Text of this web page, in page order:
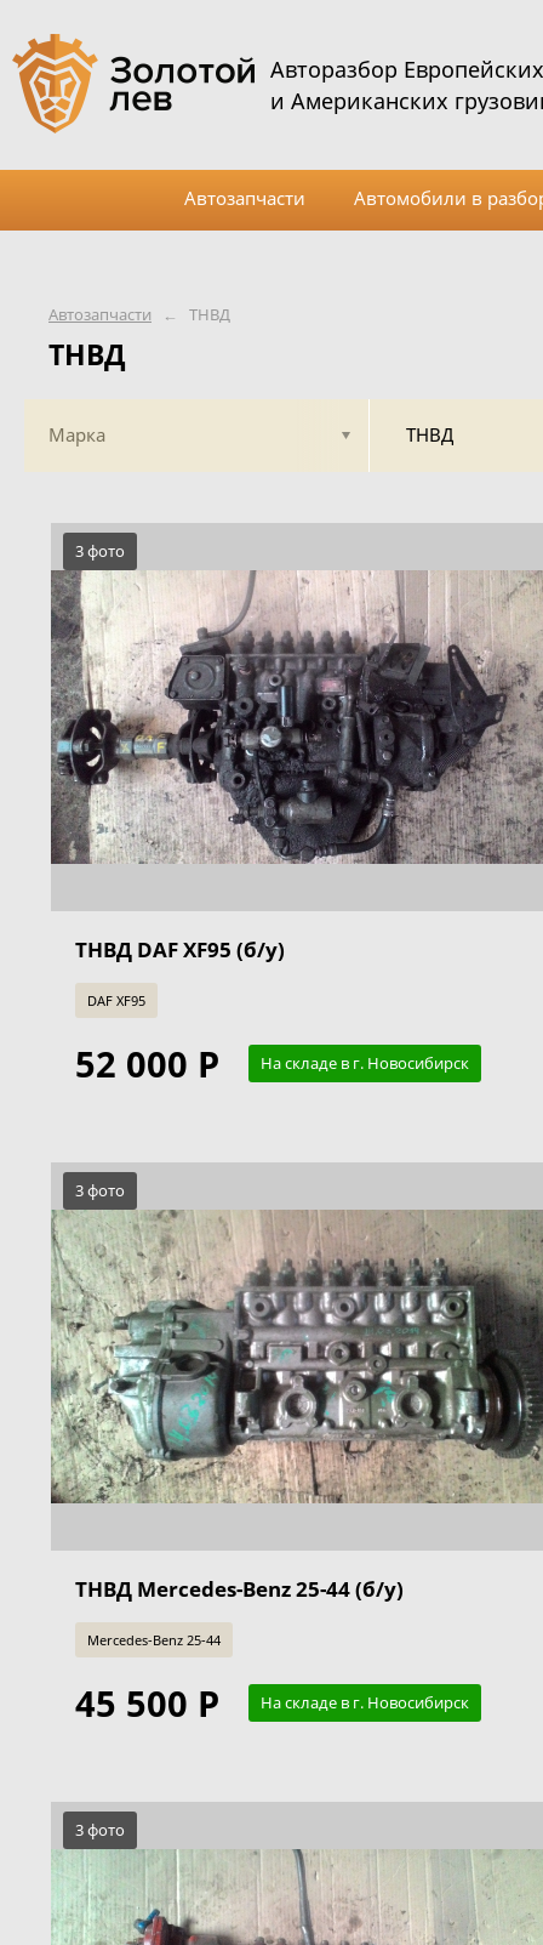
Автозапчасти ← ТНВД
ТНВД
Марка ТНВД
3 фото
ТНВД DAF XF95 (б/у)
DAF XF95
52 000 Р На складе в г. Новосибирск
3 фото
ТНВД Mercedes-Benz 25-44 (б/у)
Mercedes-Benz 25-44
45 500 Р На складе в г. Новосибирск
3 фото
Авторазбор Европейских
и Американских
Автозапчасти Автомобили в